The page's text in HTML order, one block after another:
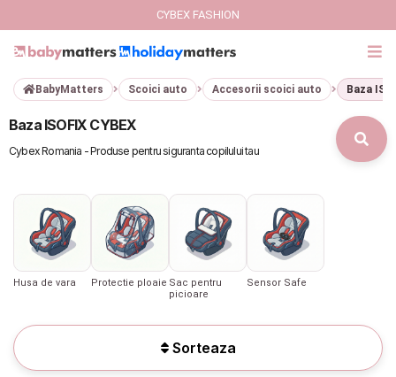
GIFT CARD
Branduri
CARUCIOARE COPII
CYBEX FASHION
BabyMatters Scoici auto Accesorii scoici auto Baza
Baza ISOFIX CYBEX
Cybex Romania - Produse pentru siguranta copilului tau
Husa de vara Protectie ploaie Sac pentru
picioare
Sensor Safe
Sorteaza